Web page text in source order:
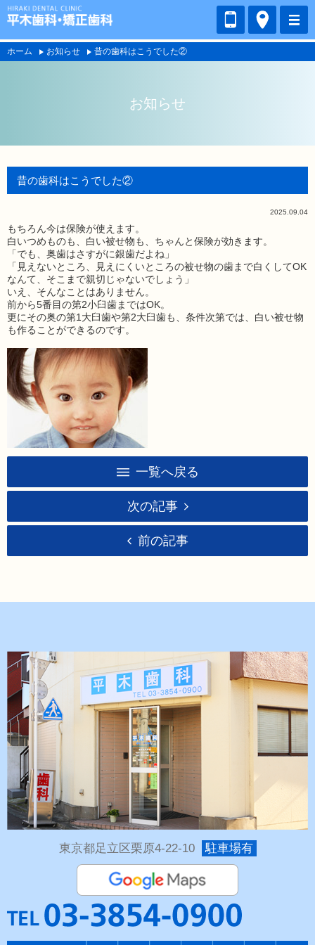
ホーム お知らせ 昔の歯科はこうでした②
お知らせ
昔の歯科はこうでした②
2025.09.04
もちろん今は保険が使えます。
白いつめものも、白い被せ物も、ちゃんと保険が効きます。
「でも、奥歯はさすがに銀歯だよね」
「見えないところ、見えにくいところの被せ物の歯まで白くしてOK
なんて、そこまで親切じゃないでしょう」
いえ、そんなことはありません。
前から5番目の第2小臼歯まではOK。
更にその奥の第1大臼歯や第2大臼歯も、条件次第では、白い被せ物
も作ることができるのです。
一覧へ戻る
次の記事
前の記事
東京都足立区栗原4-22-10 駐車場有